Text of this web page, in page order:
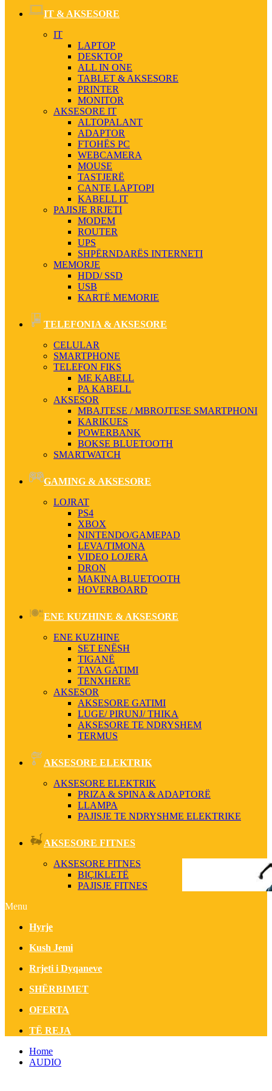
IT & AKSESORE
IT
LAPTOP
DESKTOP
ALL IN ONE
TABLET & AKSESORE
PRINTER
MONITOR
AKSESORE IT
ALTOPALANT
ADAPTOR
FTOHËS PC
WEBCAMERA
MOUSE
TASTJERË
CANTE LAPTOPI
KABELL IT
PAJISJE RRJETI
MODEM
ROUTER
UPS
SHPËRNDARËS INTERNETI
MEMORJE
HDD/ SSD
USB
KARTË MEMORIE
TELEFONIA & AKSESORE
CELULAR
SMARTPHONE
TELEFON FIKS
ME KABELL
PA KABELL
AKSESOR
MBAJTESE / MBROJTESE SMARTPHONI
KARIKUES
POWERBANK
BOKSE BLUETOOTH
SMARTWATCH
GAMING & AKSESORE
LOJRAT
PS4
XBOX
NINTENDO/GAMEPAD
LEVA/TIMONA
VIDEO LOJERA
DRON
MAKINA BLUETOOTH
HOVERBOARD
ENE KUZHINE & AKSESORE
ENE KUZHINE
SET ENËSH
TIGANË
TAVA GATIMI
TENXHERE
AKSESOR
AKSESORE GATIMI
LUGE/ PIRUNJ/ THIKA
AKSESORE TE NDRYSHEM
TERMUS
AKSESORE ELEKTRIK
AKSESORE ELEKTRIK
PRIZA & SPINA & ADAPTORË
LLAMPA
PAJISJE TE NDRYSHME ELEKTRIKE
AKSESORE FITNES
AKSESORE FITNES
BIÇIKLETË
PAJISJE FITNES
Menu
Hyrje
Kush Jemi
Rrjeti i Dyqaneve
SHËRBIMET
OFERTA
TË REJA
Home
AUDIO